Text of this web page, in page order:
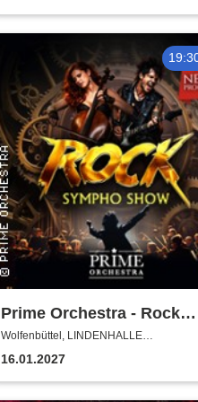
Prime Orchestra - Rock
Sympho Show
Wolfenbüttel, LINDENHALLE
WOLFENBÜTTEL
16.01.2027